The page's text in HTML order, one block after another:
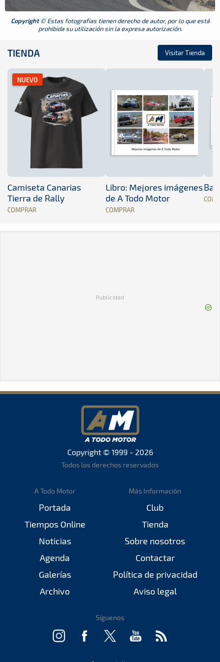
Copyright© Estas fotografias tienen derecho de autor, por lo que está
prohibida su utilización sin la expresa autorización.
TIENDA Visitar Tienda
NUEVO
Camiseta Canarias
Tierra de Rally
COMPRAR
Libro: Mejores imágenes
de A Todo Motor
COMPRAR
Publicidad
Copyright © 1999 - 2026
Todos los derechos reservados
A Todo Motor
Portada
Tiempos Online
Noticias
Agenda
Galerías
Archivo
Más Información
Club
Tienda
Sobre nosotros
Contactar
Política de privacidad
Aviso legal
Síguenos